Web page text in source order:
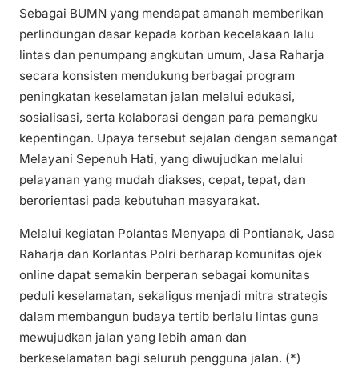
Sebagai BUMN yang mendapat amanah memberikan
perlindungan dasar kepada korban kecelakaan lalu
lintas dan penumpang angkutan umum, Jasa Raharja
secara konsisten mendukung berbagai program
peningkatan keselamatan jalan melalui edukasi,
sosialisasi, serta kolaborasi dengan para pemangku
kepentingan. Upaya tersebut sejalan dengan semangat
Melayani Sepenuh Hati, yang diwujudkan melalui
pelayanan yang mudah diakses, cepat, tepat, dan
berorientasi pada kebutuhan masyarakat.
Melalui kegiatan Polantas Menyapa di Pontianak, Jasa
Raharja dan Korlantas Polri berharap komunitas ojek
online dapat semakin berperan sebagai komunitas
peduli keselamatan, sekaligus menjadi mitra strategis
dalam membangun budaya tertib berlalu lintas guna
mewujudkan jalan yang lebih aman dan
berkeselamatan bagi seluruh pengguna jalan. (*)